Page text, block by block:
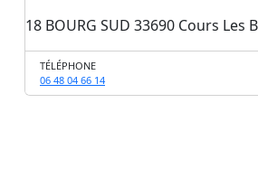
18 BOURG SUD 33690 Cours Les
TÉLÉPHONE
06 48 04 66 14